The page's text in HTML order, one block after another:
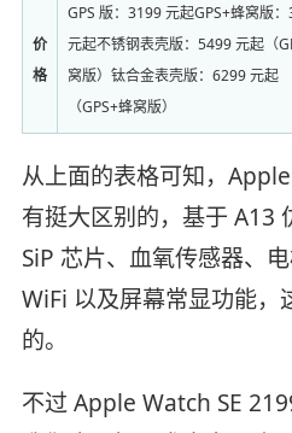
价
格
GPS 版：3199 元起GPS+蜂窝版
元起不锈钢表壳版：5499 元起（
窝版）钛合金表壳版：6299 元起
（GPS+蜂窝版）
从上面的表格可知，
有挺大区别的，基于 A13
SiP 芯片、血氧传感器、
WiFi 以及屏幕常显功能，
的。
不过 Apple Watch SE